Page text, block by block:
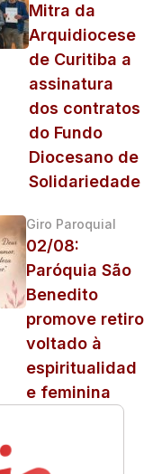
Mitra da
Arquidiocese
de Curitiba a
assinatura
dos contratos
do Fundo
Diocesano de
Solidariedade
Giro Paroquial
02/08:
Paróquia São
Benedito
promove retiro
voltado à
espiritualidad
e feminina